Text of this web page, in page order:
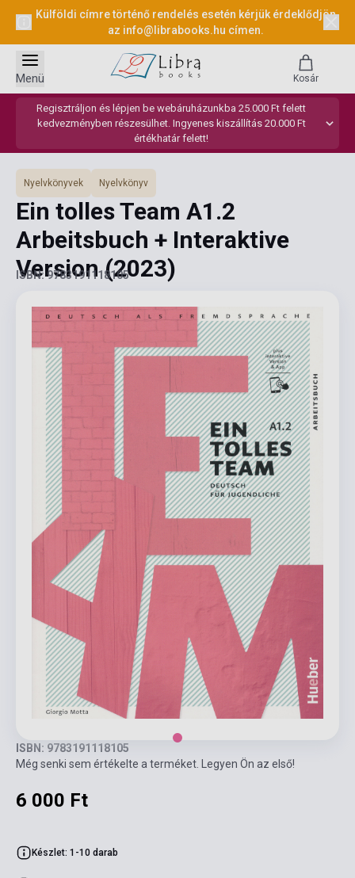
Külföldi címre történő rendelés esetén kérjük érdeklődjön
az info@librabooks.hu címen.
Regisztráljon és lépjen be webáruházunkba 25.000 Ft felett
kedvezményben részesülhet. Ingyenes kiszállítás 20.000 Ft
értékhatár felett!
Menü Kosár
Nyelvkönyvek Nyelvkönyv
Ein tolles Team A1.2
Arbeitsbuch + Interaktive
Version(2023)
ISBN: 9783191118105
ISBN: 9783191118105
Még senki sem értékelte a terméket. Legyen Ön az első!
6 000 Ft
Készlet: 1-10 darab